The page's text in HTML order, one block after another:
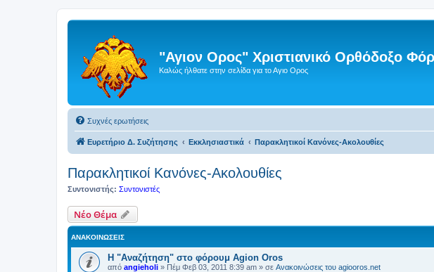
"Αγιον Ορος" Χριστιανικό Ορθόδοξο
Καλώς ήλθατε στην σελίδα για το Αγιο Ορος
Συχνές ερωτήσεις
Ευρετήριο Δ. Συζήτησης Εκκλησιαστικά Παρακλητικοί Κανόνες-Ακολουθίες
Παρακλητικοί Κανόνες-Ακολουθίες
Συντονιστής: Συντονιστές
Νέο Θέμα
ΑΝΑΚΟΙΝΏΣΕΙΣ
Η "Αναζήτηση" στο φόρουμ Agion Oros
από angieholi » Πέμ Φεβ 03, 2011 8:39 am » σε Ανακοινώσεις του agiooros.net